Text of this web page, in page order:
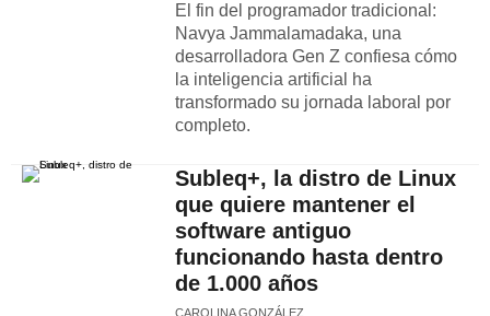
El fin del programador tradicional:
Navya Jammalamadaka, una
desarrolladora Gen Z confiesa cómo
la inteligencia artificial ha
transformado su jornada laboral por
completo.
Subleq+, la distro de Linux
que quiere mantener el
software antiguo
funcionando hasta dentro
de 1.000 años
CAROLINA GONZÁLEZ